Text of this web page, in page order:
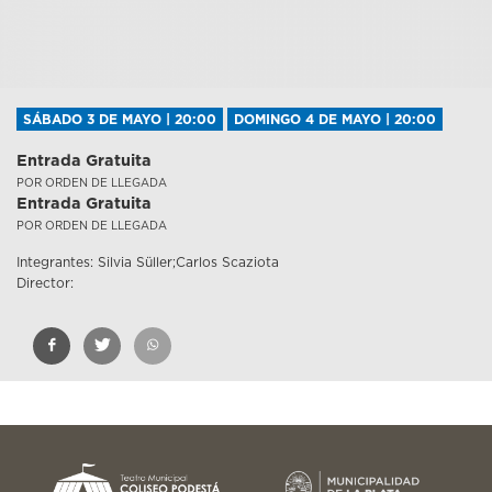
SÁBADO 3 DE MAYO | 20:00 DOMINGO 4 DE MAYO | 20:00
Entrada Gratuita
POR ORDEN DE LLEGADA
Entrada Gratuita
POR ORDEN DE LLEGADA
Integrantes: Silvia Süller;Carlos Scaziota
Director: